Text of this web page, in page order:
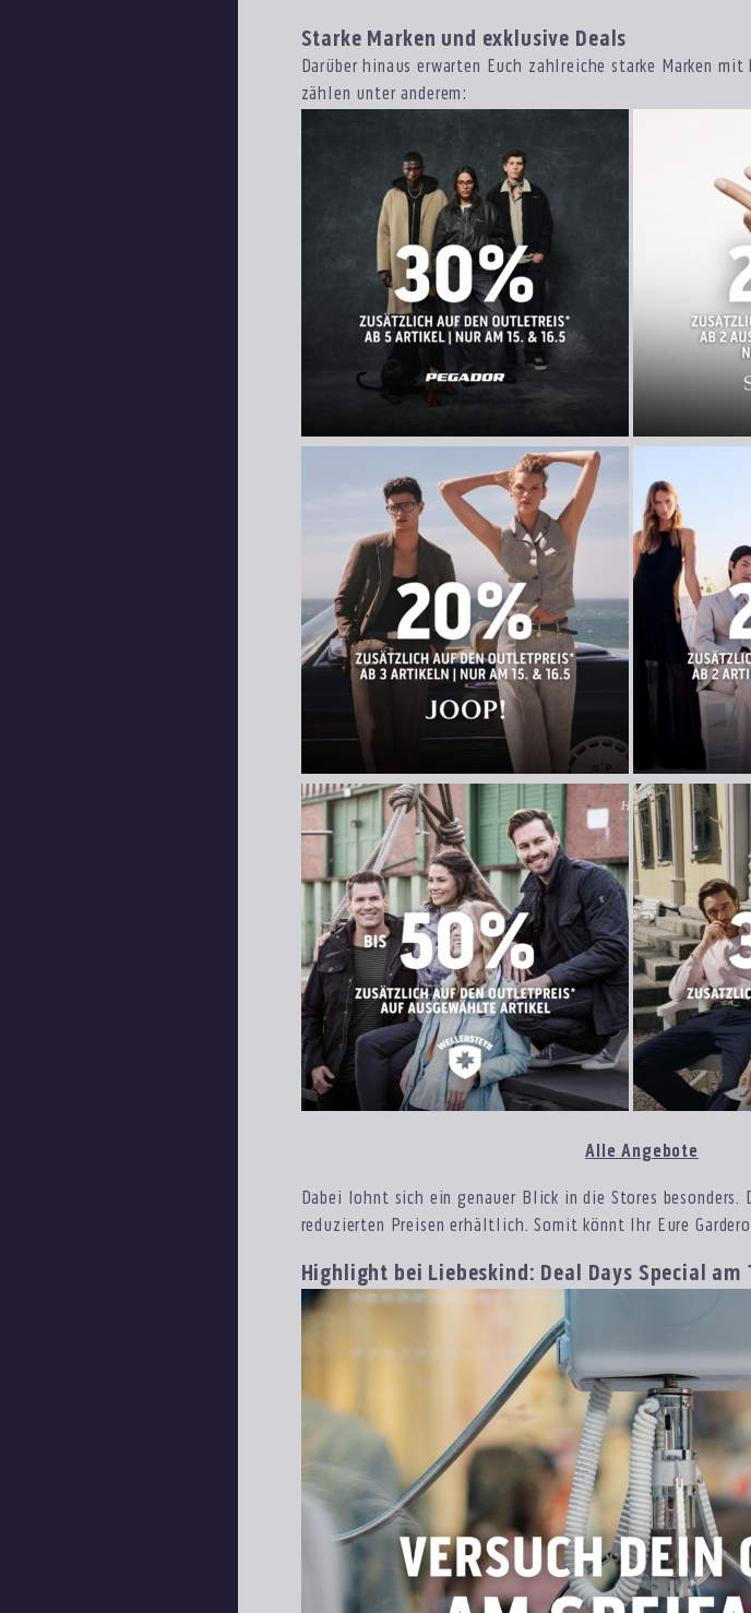
Starke Marken und exklusive Deals
Darüber hinaus erwarten Euch zahlreiche starke Marken mit
zählen unter anderem:
Alle Angebote
Dabei lohnt sich ein genauer Blick in die Stores besonders.
reduzierten Preisen erhältlich. Somit könnt Ihr Eure
Highlight bei Liebeskind: Deal Days Special am